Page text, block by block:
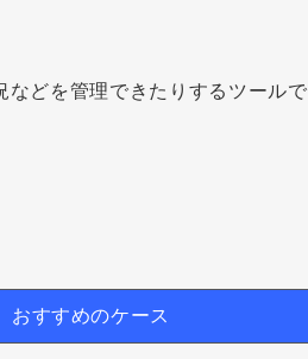
などを管理できたりするツールで
おすすめのケース